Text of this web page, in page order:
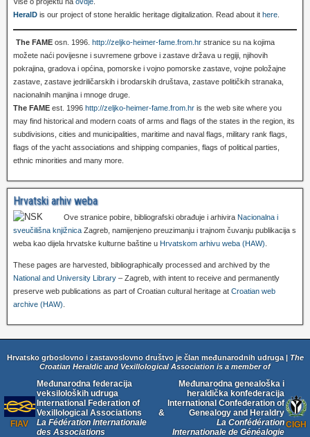
HeralD is our project of stone heraldic heritage digitalization. Read about it here
The FAME osn. 1996. http://zeljko-heimer-fame.from.hr stranice su na kojima
možete naći povijesne i suvremene grbove i zastave država u regiji, njihovih
pokrajina, gradova i općina, pomorske i vojno pomorske zastave, vojne položajne
zastave, zastave jedriličarskih i brodarskih društava, zastave političkih stranaka,
nacionalnih manjina i mnoge druge.
The FAME est. 1996 http://zeljko-heimer-fame.from.hr is the web site where you
may find historical and modern coats of arms and flags of the states in the region, its
subdivisions, cities and municipalities, maritime and naval flags, military rank flags,
flags of the yacht associations and shipping companies, flags of political parties,
ethnic minorities and many more.
Hrvatski arhiv weba
Ove stranice pobire, bibliografski obrađuje i arhivira Nacionalna i
sveučilišna knjižnica Zagreb, namijenjeno preuzimanju i trajnom čuvanju publikacija s
weba kao dijela hrvatske kulturne baštine u Hrvatskom arhivu weba (HAW)
These pages are harvested, bibliographically processed and archived by the
National and University Library – Zagreb, with intent to receive and permanently
preserve web publications as part of Croatian cultural heritage at Croatian web
archive (HAW)
Hrvatsko grboslovno i zastavoslovno društvo je član međunarodnih udruga | The
Croatian Heraldic and Vexillological Association is a member of
FIAV
Međunarodna federacija
veksiloloških udruga
International Federation of
Vexillological Associations
La Fédération Internationale
des Associations
&
Međunarodna genealoška i
heraldička konfederacija
International Confederation of
Genealogy and Heraldry
La Confédération
Internationale de Généalogie
CIGH